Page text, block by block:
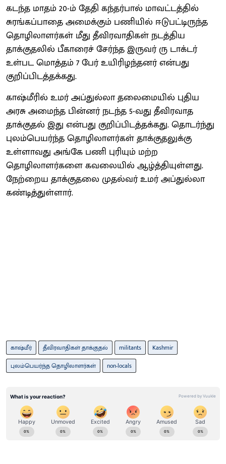
கடந்த மாதம் 20-ம் தேதி கந்தர்பால் மாவட்டத்தில்
சுரங்கப்பாதை அமைக்கும் பணியில் ஈடுபட்டிருந்த
தொழிலாளர்கள் மீது தீவிரவாதிகள் நடத்திய
தாக்குதலில் பீகாரைச் சேர்ந்த இருவர் ரு டாக்டர்
உள்பட மொத்தம் 7 பேர் உயிரிழந்தனர் என்பது
குறிப்பிடத்தக்கது.
காஷ்மீரில் உமர் அப்துல்லா தலைமையில் புதிய
அரசு அமைந்த பின்னர் நடந்த 5-வது தீவிரவாத
தாக்குதல் இது என்பது குறிப்பிடத்தக்கது. தொடர்ந்து
புலம்பெயர்ந்த தொழிலாளர்கள் தாக்குதலுக்கு
உள்ளாவது அங்கே பணி புரியும் மற்ற
தொழிலாளர்களை கவலையில் ஆழ்த்தியுள்ளது.
நேற்றைய தாக்குதலை முதல்வர் உமர் அப்துல்லா
கண்டித்துள்ளார்.
காஷ்மீர் தீவிரவாதிகள் தாக்குதல் militants
Kashmir
புலம்பெயர்ந்த தொழிலாளர்கள்
non-locals